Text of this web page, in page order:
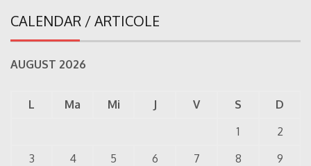
CALENDAR / ARTICOLE
AUGUST 2026
L Ma Mi J V S
D
1
2
3
4 5 6 7 8
9